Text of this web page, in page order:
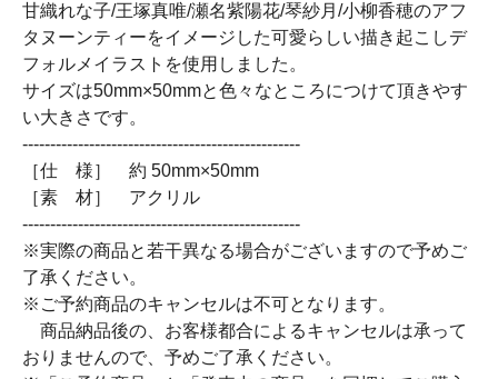
甘織れな子/王塚真唯/瀬名紫陽花/琴紗月/小柳香穂のアフ
タヌーンティーをイメージした可愛らしい描き起こしデ
フォルメイラストを使用しました。
サイズは50mm×50mmと色々なところにつけて頂きやす
い大きさです。
--------------------------------------------------
［仕 様］ 約 50mm×50mm
［素 材］ アクリル
--------------------------------------------------
※実際の商品と若干異なる場合がございますので予めご
了承ください。
※ご予約商品のキャンセルは不可となります。
商品納品後の、お客様都合によるキャンセルは承って
おりませんので、予めご了承ください。